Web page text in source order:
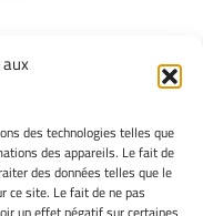
des technologies telles que
des appareils. Le fait de
des données telles que le
ce site. Le fait de ne pas